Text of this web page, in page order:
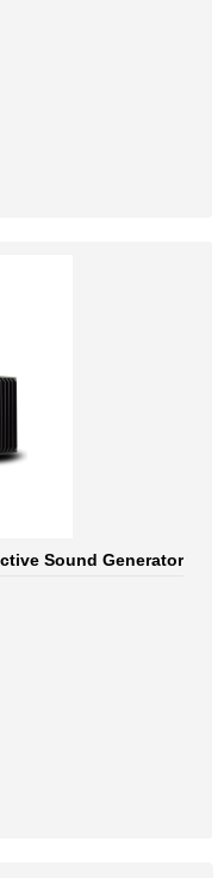
Sound Generator